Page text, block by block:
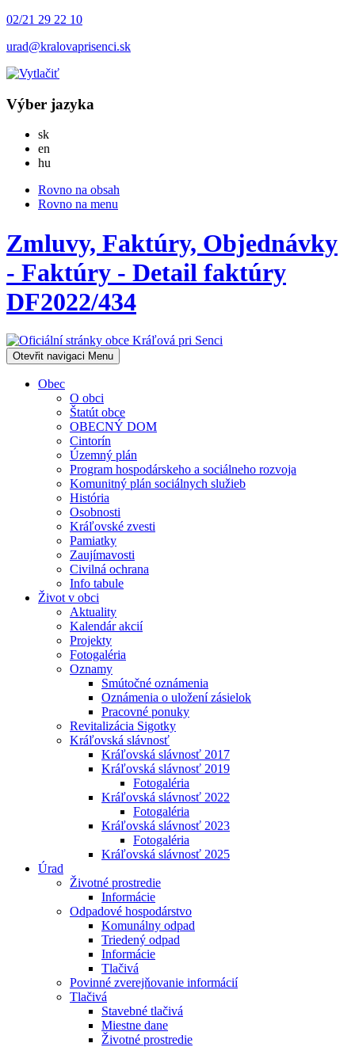
02/21 29 22 10
urad@kralovaprisenci.sk
Výber jazyka
skSlovensky
en
hu
Rovno na obsah
Rovno na menu
Zmluvy, Faktúry, Objednávky
- Faktúry - Detail faktúry
DF2022/434
Otevřit navigaci Menu
Obec
O obci
Štatút obce
OBECNÝ DOM
Cintorín
Územný plán
Program hospodárskeho a sociálneho rozvoja
Komunitný plán sociálnych služieb
História
Osobnosti
Kráľovské zvesti
Pamiatky
Zaujímavosti
Civilná ochrana
Info tabule
Život v obci
Aktuality
Kalendár akcií
Projekty
Fotogaléria
Oznamy
Smútočné oznámenia
Oznámenia o uložení zásielok
Pracovné ponuky
Revitalizácia Sigotky
Kráľovská slávnosť
Kráľovská slávnosť 2017
Kráľovská slávnosť 2019
Fotogaléria
Kráľovská slávnosť 2022
Fotogaléria
Kráľovská slávnosť 2023
Fotogaléria
Kráľovská slávnosť 2025
Úrad
Životné prostredie
Informácie
Odpadové hospodárstvo
Komunálny odpad
Triedený odpad
Informácie
Tlačivá
Povinné zverejňovanie informácií
Tlačivá
Stavebné tlačivá
Miestne dane
Životné prostredie